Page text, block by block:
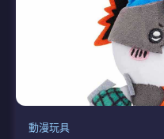
動漫玩具